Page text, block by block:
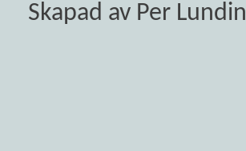
Skapad av Per Lundin